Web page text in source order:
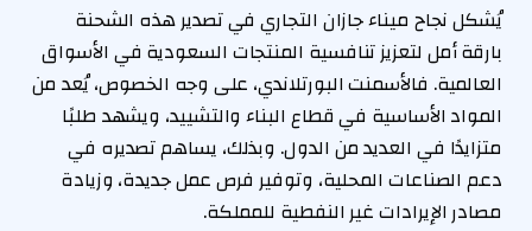
يُشكل نجاح ميناء جازان التجاري في تصدير هذه الشحنة
بارقة أمل لتعزيز تنافسية المنتجات السعودية في الأسواق
العالمية. فالأسمنت البورتلاندي، على وجه الخصوص، يُعد من
المواد الأساسية في قطاع البناء والتشييد، ويشهد طلبًا
متزايدًا في العديد من الدول. وبذلك، يساهم تصديره في
دعم الصناعات المحلية، وتوفير فرص عمل جديدة، وزيادة
مصادر الإيرادات غير النفطية للمملكة.